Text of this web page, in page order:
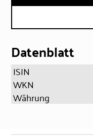
Datenblatt
ISIN
WKN
Währung